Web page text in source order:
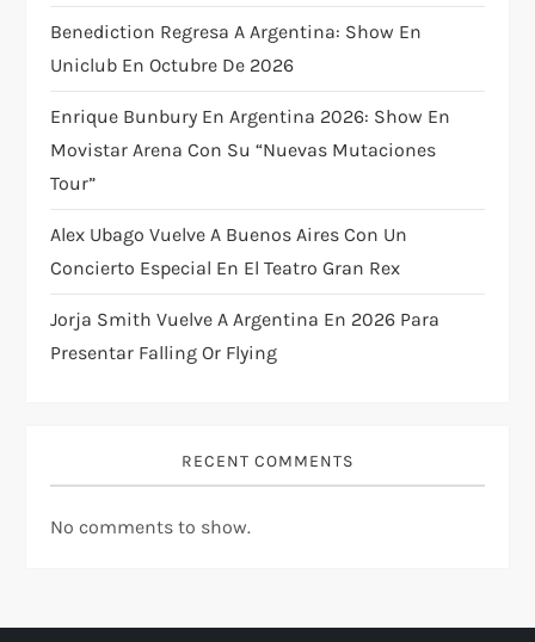
t
i
o
n
Benediction Regresa A Argentina: Show En
Uniclub En Octubre De 2026
Enrique Bunbury En Argentina 2026: Show En
Movistar Arena Con Su “Nuevas Mutaciones
Tour”
Alex Ubago Vuelve A Buenos Aires Con Un
Concierto Especial En El Teatro Gran Rex
Jorja Smith Vuelve A Argentina En 2026 Para
Presentar Falling Or Flying
RECENT COMMENTS
No comments to show.